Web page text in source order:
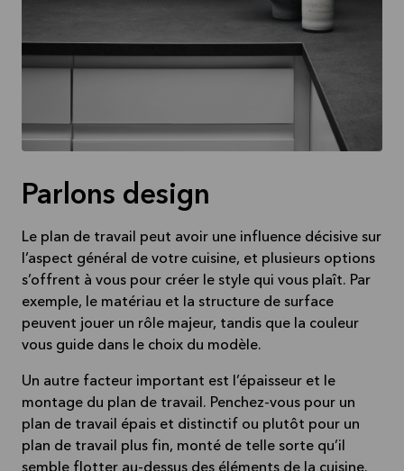
Parlons design
Le plan de travail peut avoir une influence décisive sur
l’aspect général de votre cuisine, et plusieurs options
s’offrent à vous pour créer le style qui vous plaît. Par
exemple, le matériau et la structure de surface
peuvent jouer un rôle majeur, tandis que la couleur
vous guide dans le choix du modèle.
Un autre facteur important est l’épaisseur et le
montage du plan de travail. Penchez-vous pour un
plan de travail épais et distinctif ou plutôt pour un
plan de travail plus fin, monté de telle sorte qu’il